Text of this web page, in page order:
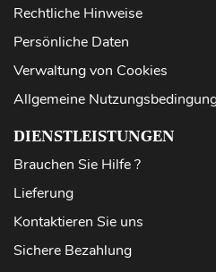
Rechtliche Hinweise
Persönliche Daten
Verwaltung von Cookies
Allgemeine
DIENSTLEISTUNGEN
Brauchen Sie Hilfe ?
Lieferung
Kontaktieren Sie uns
Sichere Bezahlung